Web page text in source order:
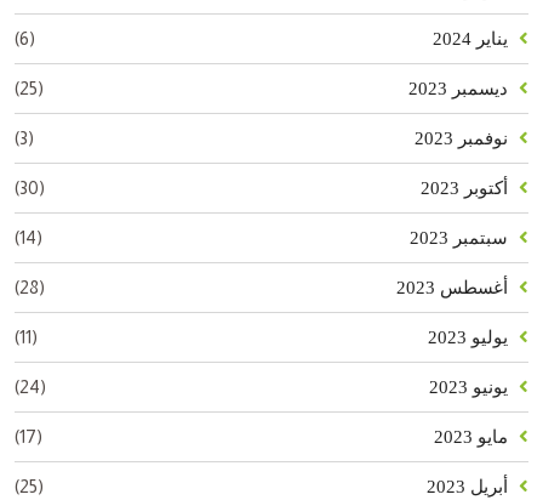
يناير 2024 (6)
ديسمبر 2023 (25)
نوفمبر 2023 (3)
أكتوبر 2023 (30)
سبتمبر 2023 (14)
أغسطس 2023 (28)
يوليو 2023 (11)
يونيو 2023 (24)
مايو 2023 (17)
أبريل 2023 (25)